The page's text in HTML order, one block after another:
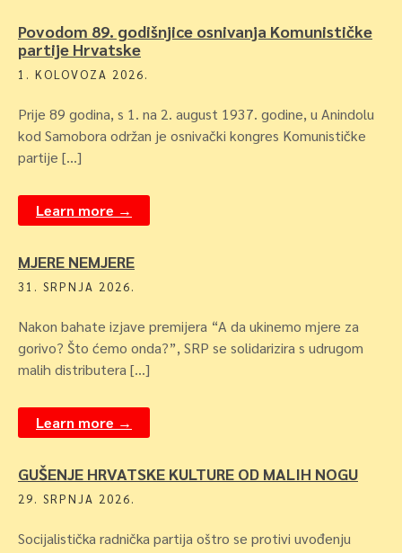
Povodom 89. godišnjice osnivanja Komunističke
partije Hrvatske
1. KOLOVOZA 2026.
Prije 89 godina, s 1. na 2. august 1937. godine, u Anindolu
kod Samobora održan je osnivački kongres Komunističke
partije […]
Learn more →
MJERE NEMJERE
31. SRPNJA 2026.
Nakon bahate izjave premijera “A da ukinemo mjere za
gorivo? Što ćemo onda?”, SRP se solidarizira s udrugom
malih distributera […]
Learn more →
GUŠENJE HRVATSKE KULTURE OD MALIH NOGU
29. SRPNJA 2026.
Socijalistička radnička partija oštro se protivi uvođenju